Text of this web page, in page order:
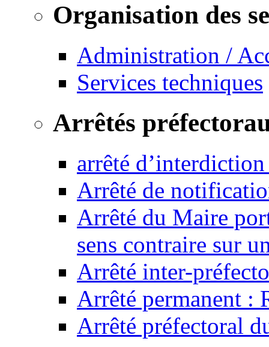
Organisation des
Administration /
Services techniques
Arrêtés
arrêté
Arrêté de
Arrêté du Maire
sens contraire sur
Arrêté inter-
Arrêté permanent :
Arrêté préfectoral